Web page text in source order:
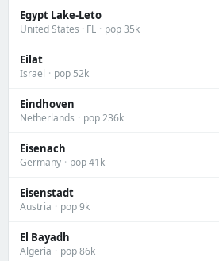
Egypt Lake-Leto
United States · FL · pop 35k
Eilat
Israel · pop 52k
Eindhoven
Netherlands · pop 236k
Eisenach
Germany · pop 41k
Eisenstadt
Austria · pop 9k
El Bayadh
Algeria · pop 86k